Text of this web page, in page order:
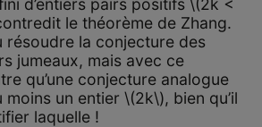
d’entiers pairs positifs \(2k <
le théorème de Zhang.
résoudre la conjecture des
jumeaux, mais avec ce
qu’une conjecture analogue
un entier \(2k\), bien qu’il
laquelle !